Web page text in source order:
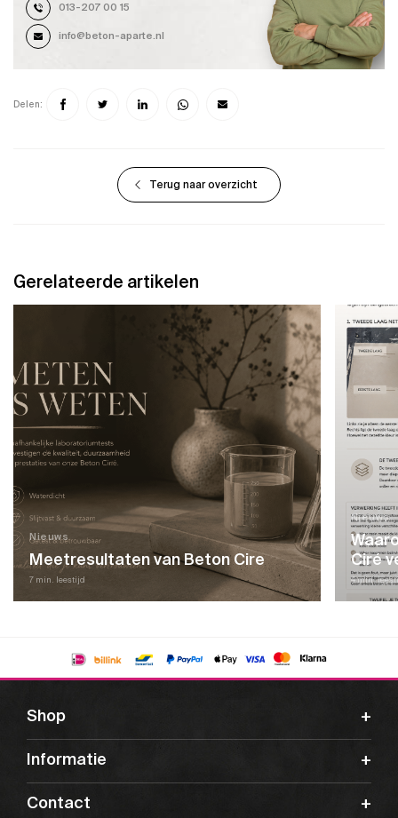
Delen:
Terug naar overzicht
013-207 00 15
info@beton-aparte.nl
Gerelateerde artikelen
Nieuws
Meetresultaten van Beton Cire
7 min. leestijd
Nieuws
Ciré
4 min.
Shop
Informatie
Contact